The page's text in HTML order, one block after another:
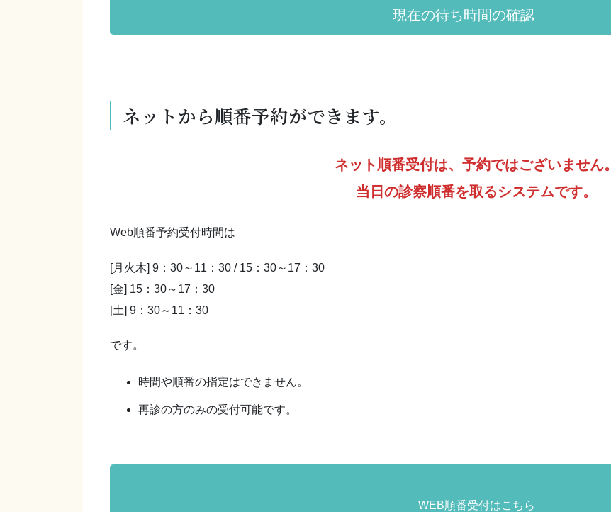
現在の待ち時間の確認
ネットから順番予約ができます。
ネット順番受付は、予約ではございません。
当日の診察順番を取るシステムです。
Web順番予約受付時間は
[月火木] 9：30～11：30 / 15：30～17：30
[金] 15：30～17：30
[土] 9：30～11：30
です。
時間や順番の指定はできません。
再診の方のみの受付可能です。
WEB順番受付はこちら